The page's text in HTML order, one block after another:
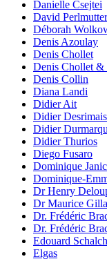
Danielle Csejtei
David Perlmutter
Déborah
Denis Azoulay
Denis Chollet
Denis Chollet &
Denis Collin
Diana Landi
Didier Ait
Didier Desrimais
Didier
Didier Thurios
Diego Fusaro
Dominique
Dominique-
Dr Henry
Dr Maurice
Dr. Frédéric
Dr. Frédéric
Edouard
Elgas